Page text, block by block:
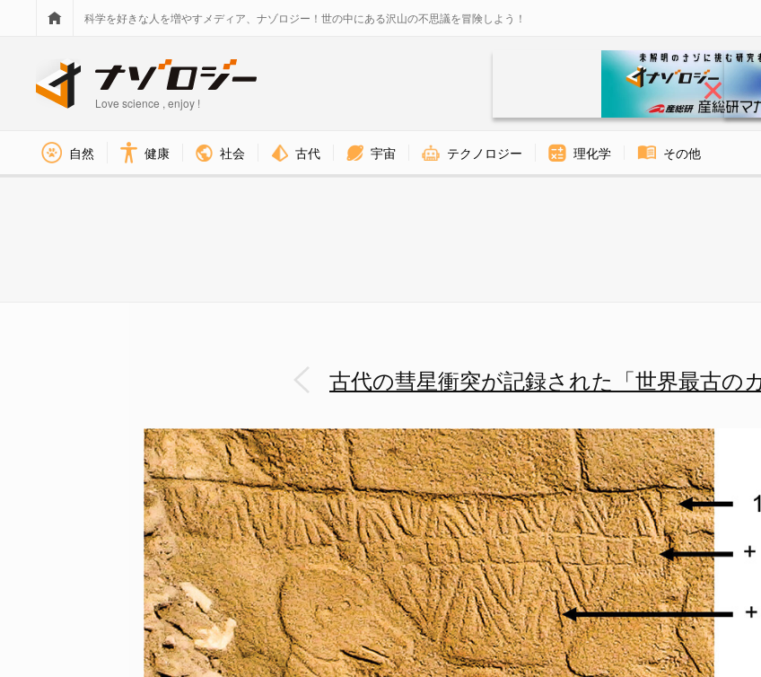
科学を好きな人を増やすメディア、ナゾロジー！世の中にある沢山の不思議を冒険しよう！
Love science , enjoy !
自然 健康 社会 古代 宇宙 テクノロジー 理化学 その他
古代の彗星衝突が記録された「世界最古の